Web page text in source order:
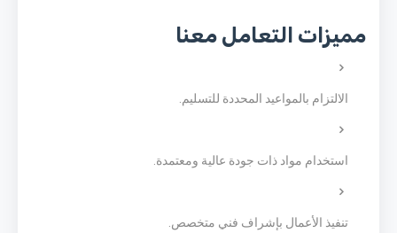
مميزات التعامل معنا
الالتزام بالمواعيد المحددة للتسليم.
استخدام مواد ذات جودة عالية ومعتمدة.
تنفيذ الأعمال بإشراف فني متخصص.